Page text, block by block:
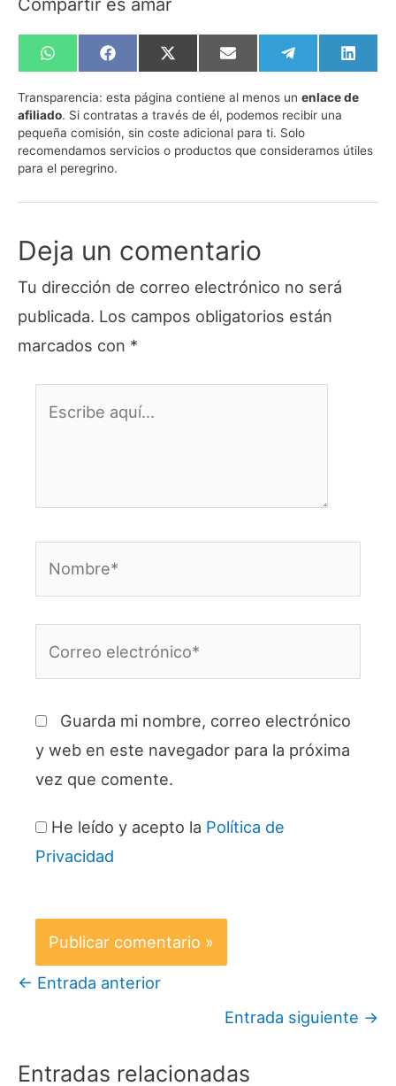
Compartir es amar
Compartir
en
WhatsApp
Compartir
en
Facebook
Compartir
en
X
(Twitter)
Compartir
en
Email
Compartir
en
Telegram
en
Transparencia: esta página contiene al menos un enlace de
afiliado. Si contratas a través de él, podemos recibir una
pequeña comisión, sin coste adicional para ti. Solo
recomendamos servicios o productos que consideramos útiles
para el peregrino.
Deja un comentario
Tu dirección de correo electrónico no será
publicada. Los campos obligatorios están
marcados con *
Guarda mi nombre, correo electrónico
y web en este navegador para la próxima
vez que comente.
He leído y acepto la Política de
Privacidad
← Entrada anterior
Entrada siguiente →
Entradas relacionadas